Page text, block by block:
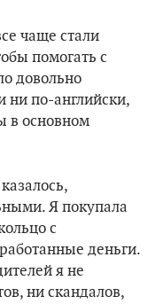
чаще стали
помогать с
довольно
ни по-английски,
в основном
Я покупала
с
деньги.
я не
ни скандалов,